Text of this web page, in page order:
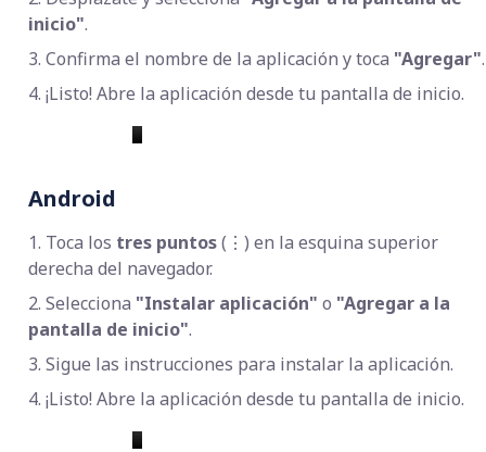
inicio".
3. Confirma el nombre de la aplicación y toca "Agregar".
4. ¡Listo! Abre la aplicación desde tu pantalla de inicio.
Android
1. Toca los tres puntos(⋮) en la esquina superior
derecha del navegador.
2. Selecciona "Instalar aplicación" o "Agregar a la
pantalla de inicio".
3. Sigue las instrucciones para instalar la aplicación.
4. ¡Listo! Abre la aplicación desde tu pantalla de inicio.